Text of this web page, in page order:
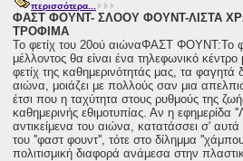
περισσότερα...
ΦΑΣΤ ΦΟΥΝΤ- ΣΛΟΟΥ ΦΟΥΝΤ-ΛΙΣΤΑ
ΤΡΟΦΙΜΑ
Το φετίχ του 20ού αιώναΦΑΣΤ ΦΟΥΝΤ:Το
μέλλοντος θα είναι ένα τηλεφωνικό
φετίχ της καθημερινότητάς μας, τα
αιώνα, μοιάζει με πολλούς σαν μια
έτσι που η ταχύτητα στους ρυθμούς της
καθημερινής εθιμοτυπίας. Αν η εφημερίδα
αντικείμενα του αιώνα, κατατάσσει σ'
του ''φαστ φουντ'', τότε στο δίλημμα
πολιτισμική διαφορά ανάμεσα στην